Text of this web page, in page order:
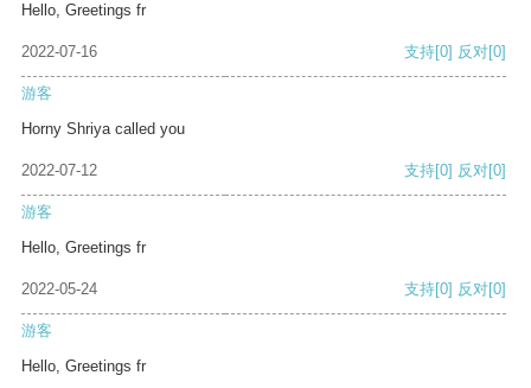
Hello, Greetings fr
2022-07-16 支持[0] 反对[0]
游客
Horny Shriya called you
2022-07-12 支持[0] 反对[0]
游客
Hello, Greetings fr
2022-05-24 支持[0] 反对[0]
游客
Hello, Greetings fr